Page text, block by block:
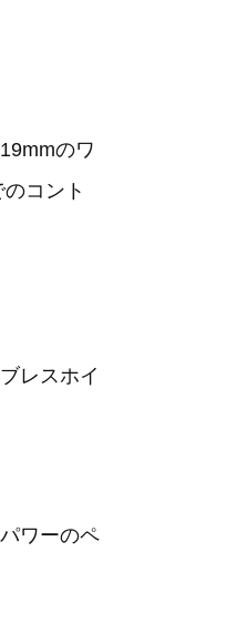
のワ
コント
レスホイ
ワーのペ